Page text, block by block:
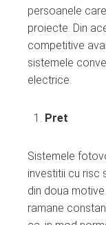
persoanele
proiecte. Din
competitive
sistemele
electrice.
Pret
Sistemele
investitii cu risc
din doua
ramane